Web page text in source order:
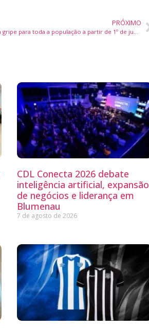
PRÓXIMO
Itapema libera vacina da gripe para toda a população a partir de 1º de junho
CDL Conecta 2026 debate
inteligência artificial, expansão
de negócios e liderança em
Blumenau
7 de agosto de 2026